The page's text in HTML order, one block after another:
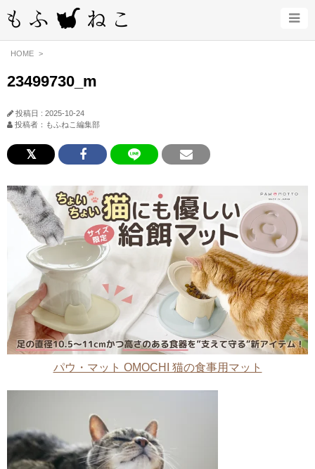
HOME
23499730_m
投稿日 : 2025-10-24
投稿者：もふねこ編集部
パウ・マット OMOCHI 猫の食事用マット